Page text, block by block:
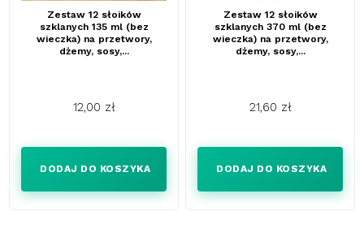
Zestaw 12 słoików
szklanych 135 ml (bez
wieczka) na przetwory,
dżemy, sosy,...
12,00 zł
DODAJ DO KOSZYKA
Zestaw 12 słoików
szklanych 370 ml (bez
wieczka) na przetwory,
dżemy, sosy,...
21,60 zł
DODAJ DO KOSZYKA